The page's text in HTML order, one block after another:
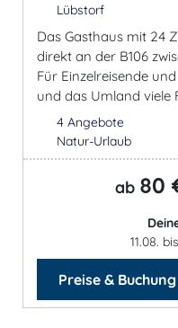
Lübstorf
Das Gasthaus mit 24
direkt an der B106
Für Einzelreisende
und das Umland viele
4 Angebote
Natur-Urlaub
ab 80
11.08.
Preise & Buchung